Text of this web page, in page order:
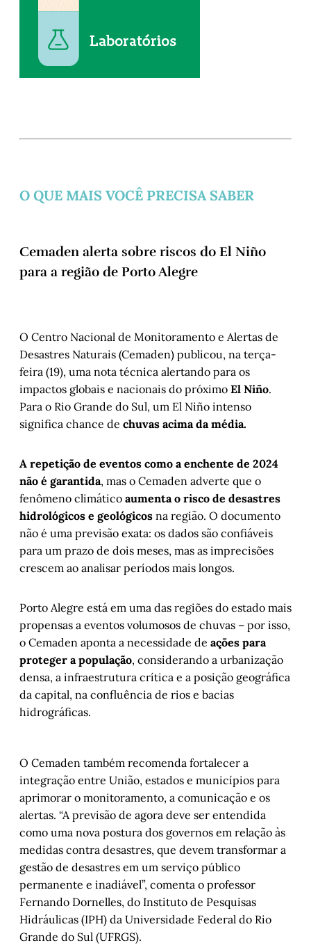
O QUE MAIS VOCÊ PRECISA SABER
Cemaden alerta sobre riscos do El Niño
para a região de Porto Alegre
O Centro Nacional de Monitoramento e Alertas de
Desastres Naturais (Cemaden) publicou, na terça-
feira (19), uma nota técnica alertando para os
impactos globais e nacionais do próximo El Niño.
Para o Rio Grande do Sul, um El Niño intenso
significa chance de chuvas acima da média.
A repetição de eventos como a enchente de 2024
não é garantida, mas o Cemaden adverte que o
fenômeno climático aumenta o risco de desastres
hidrológicos e geológicos na região. O documento
não é uma previsão exata: os dados são confiáveis
para um prazo de dois meses, mas as imprecisões
crescem ao analisar períodos mais longos.
Porto Alegre está em uma das regiões do estado mais
propensas a eventos volumosos de chuvas – por isso,
o Cemaden aponta a necessidade de ações para
proteger a população, considerando a urbanização
densa, a infraestrutura crítica e a posição geográfica
da capital, na confluência de rios e bacias
hidrográficas.
O Cemaden também recomenda fortalecer a
integração entre União, estados e municípios para
aprimorar o monitoramento, a comunicação e os
alertas. “A previsão de agora deve ser entendida
como uma nova postura dos governos em relação às
medidas contra desastres, que devem transformar a
gestão de desastres em um serviço público
permanente e inadiável”, comenta o professor
Fernando Dornelles, do Instituto de Pesquisas
Hidráulicas (IPH) da Universidade Federal do Rio
Grande do Sul (UFRGS).